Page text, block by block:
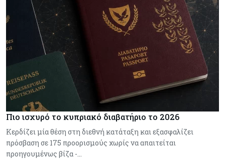
Πιο ισχυρό το κυπριακό διαβατήριο το 2026
Κερδίζει μία θέση στη διεθνή κατάταξη και εξασφαλίζει
πρόσβαση σε 175 προορισμούς χωρίς να απαιτείται
προηγουμένως βίζα -…